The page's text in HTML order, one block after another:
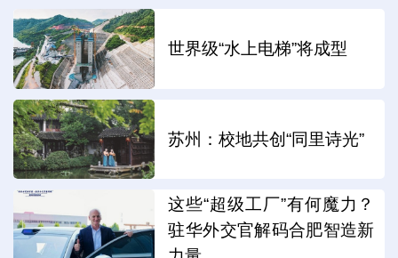
世界级“水上电梯”将成型
苏州：校地共创“同里诗光”
这些“超级工厂”有何魔力？
驻华外交官解码合肥智造新